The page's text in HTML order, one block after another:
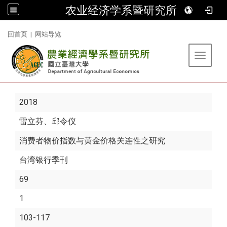
农业经济学系暨研究所
回首页 | 网站导览
Toggle
2018
雷立芬、邱令仪
消费者物价指数与黄金价格关连性之研究
台湾银行季刊
69
1
103-117